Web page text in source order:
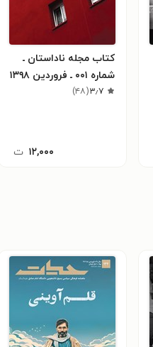
کتاب مجله ناداستان ـ
شماره ۰۰۱ ـ فروردین ۱۳۹۸
۳٫۷(۴۸)
۱۲,۰۰۰ ت